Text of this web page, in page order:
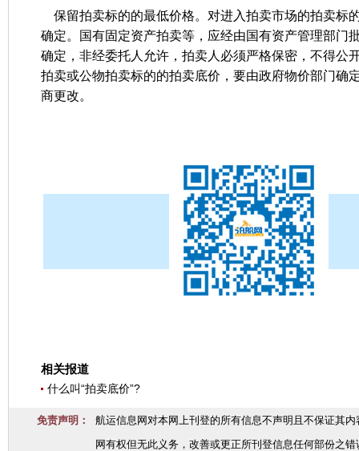
保留拍卖标的的最低价格。对进入拍卖市场的拍卖标
确定。国有固定资产拍卖等，应经由国有资产管理部门
确定，非经委托人允许，拍卖人必须严格保密，不得公
拍卖或公物拍卖标的的拍卖底价，要由政府物价部门确
商更改。
相关报道
什么叫“拍卖底价”?
免责声明：
航运信息网对本网上刊登的所有信息不声明且不保证其
网有权但无此义务，改善或更正所刊登信息任何部份之错